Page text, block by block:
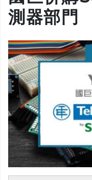
測器部門